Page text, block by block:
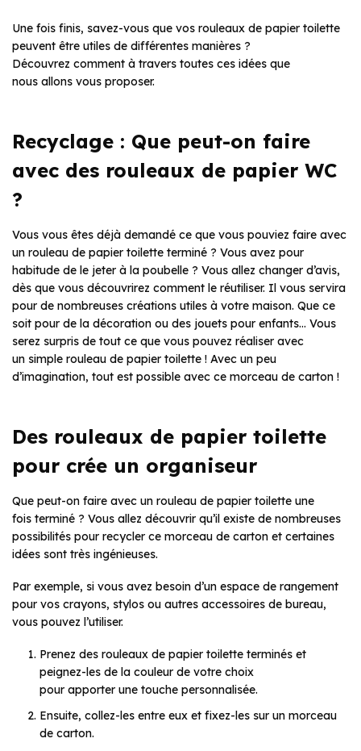
Une fois finis, savez-vous que vos rouleaux de papier toilette
peuvent être utiles de différentes manières ?
Découvrez comment à travers toutes ces idées que
nous allons vous proposer.
Recyclage : Que peut-on faire
avec des rouleaux de papier WC
?
Vous vous êtes déjà demandé ce que vous pouviez faire avec
un rouleau de papier toilette terminé ? Vous avez pour
habitude de le jeter à la poubelle ? Vous allez changer d’avis,
dès que vous découvrirez comment le réutiliser. Il vous servira
pour de nombreuses créations utiles à votre maison. Que ce
soit pour de la décoration ou des jouets pour enfants… Vous
serez surpris de tout ce que vous pouvez réaliser avec
un simple rouleau de papier toilette ! Avec un peu
d’imagination, tout est possible avec ce morceau de carton !
Des rouleaux de papier toilette
pour crée un organiseur
Que peut-on faire avec un rouleau de papier toilette une
fois terminé ? Vous allez découvrir qu’il existe de nombreuses
possibilités pour recycler ce morceau de carton et certaines
idées sont très ingénieuses.
Par exemple, si vous avez besoin d’un espace de rangement
pour vos crayons, stylos ou autres accessoires de bureau,
vous pouvez l’utiliser.
Prenez des rouleaux de papier toilette terminés et
peignez-les de la couleur de votre choix
pour apporter une touche personnalisée.
Ensuite, collez-les entre eux et fixez-les sur un morceau
de carton.